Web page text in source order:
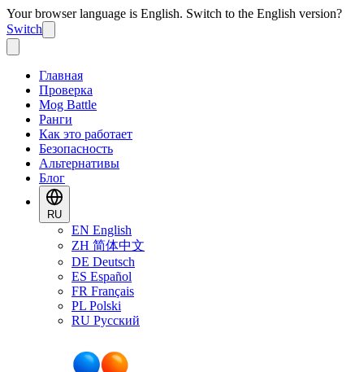
Your browser language is English. Switch to the English version?
Switch
Главная
Проверка
Mog Battle
Ранги
Как это работает
Безопасность
Альтернативы
Блог
RU
EN English
ZH 简体中文
DE Deutsch
ES Español
FR Français
PL Polski
RU Русский